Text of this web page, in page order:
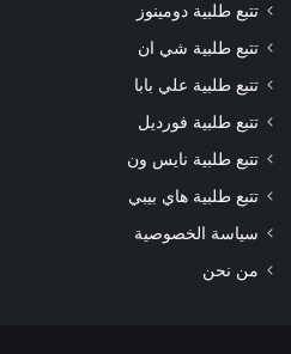
تتبع طلبية دومينوز
تتبع طلبية شي ان
تتبع طلبية علي بابا
تتبع طلبية فورديل
تتبع طلبية نايس ون
تتبع طلبية هاي بيبي
سياسة الخصوصية
من نحن